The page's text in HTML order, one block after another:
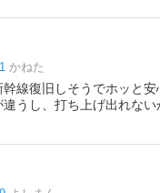
かねた
幹線復旧しそうでホッと
うし、打ち上げ出れない